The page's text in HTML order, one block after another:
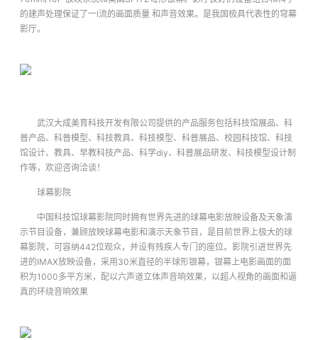
的建声处理保证了一l流的画面质量 和声音效果。是我国极具代表性的穹幕
影厅。
武汉大成美育科技开发有限公司提供的产品服务包括科技馆展品、科
普产品、科普模型、科技教具、科技模型、科普展品、校园科技馆、科技
馆设计、教具、早教科技产品、科学diy、科普展品研发、科技模型设计制
作等，欢迎咨询洽谈！
球幕影院
中国科技馆球幕影院同时拥有世界先进的球幕电影放映设备及天象演
示节目设备，兼顾放映球幕电影和演示天象节目，是目前世界上极大的球
幕影院，可容纳442位观众，并设有残疾人专门的座位。影院引进世界先
进的IMAX放映设备，采用30米直径的半球形银幕，银幕上电影画面的面
积为1000多平方米，配以六声道立体声音响效果，以超人视角的画面和逼
真的环绕音响效果